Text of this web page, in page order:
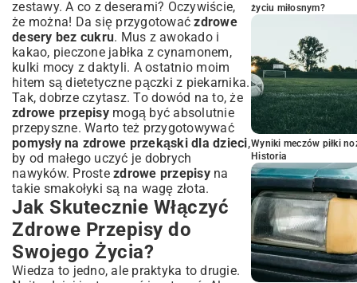
zestawy. A co z deserami? Oczywiście,
że można! Da się przygotowaćzdrowe
desery bez cukru. Mus z awokado i
kakao, pieczone jabłka z cynamonem,
kulki mocy z daktyli. A ostatnio moim
hitem sądietetyczne pączki z piekarnika.
Tak, dobrze czytasz. To dowód na to, że
zdrowe przepisymogą być absolutnie
przepyszne. Warto też przygotowywać
pomysły na zdrowe przekąski dla dzieci,
by od małego uczyć je dobrych
nawyków. Proste zdrowe przepisyna
takie smakołyki są na wagę złota.
Jak Skutecznie Włączyć
Zdrowe Przepisy do
Swojego Życia?
Wiedza to jedno, ale praktyka to drugie.
życiu miłosnym?
Wyniki meczów piłki
Historia